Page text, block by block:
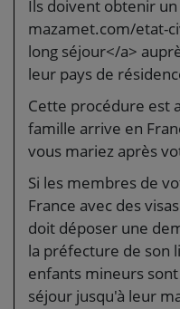
Ils doivent obtenir
mazamet.com/etat-
long séjour</a>
leur pays de
Cette procédure est
famille arrive en
vous mariez après
Si les membres de
France avec des
doit déposer une
la préfecture de son
enfants mineurs
séjour jusqu'à leur